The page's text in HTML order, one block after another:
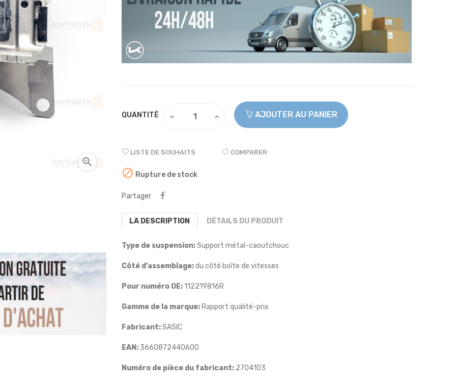

QUANTITÉ AJOUTER AU PANIER
LISTE DE SOUHAITS COMPARER
 Rupture de stock
Partager
LA DESCRIPTION DÉTAILS DU PRODUIT
Type de suspension:Support métal-caoutchouc
Côté d'assemblage:du côté boîte de vitesses
Pour numéro OE:112219816R
Gamme de la marque: Rapport qualité-prix
Fabricant:SASIC
EAN: 3660872440600
Numéro de pièce du fabricant: 2704103